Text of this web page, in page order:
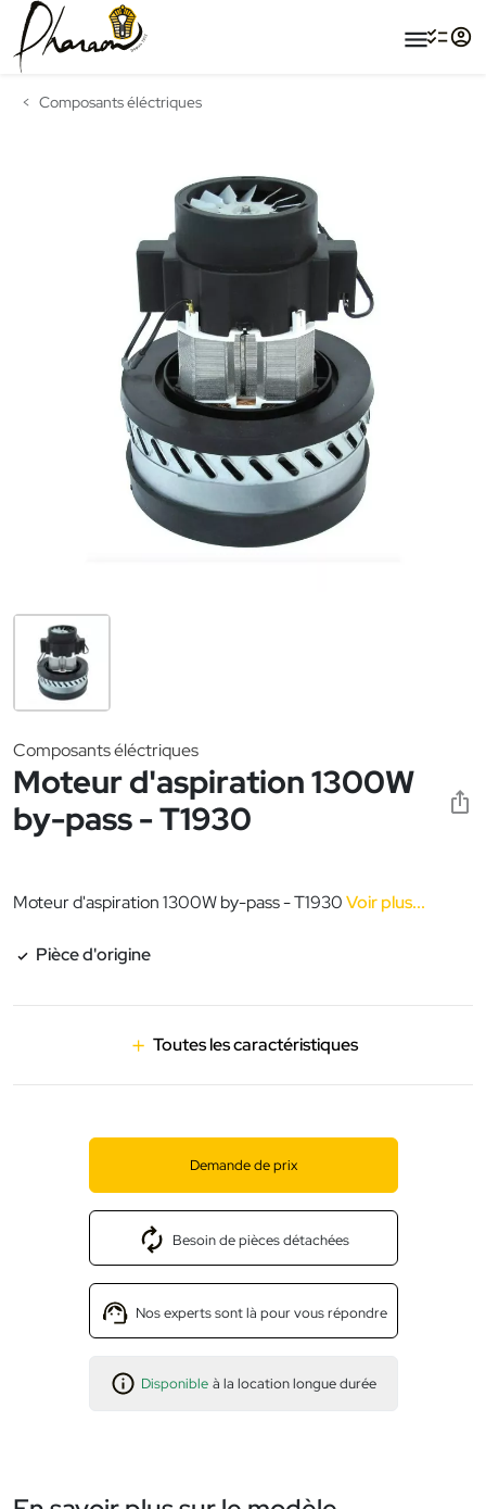
menu
Composants éléctriques
Composants éléctriques
Moteur d'aspiration 1300W
by-pass - T1930
Moteur d'aspiration 1300W by-pass - T1930Voir plus...
Pièce d'origine
Toutes les caractéristiques
Demande de prix
Besoin de pièces détachées
Nos experts sont là pour vous répondre
Disponible à la location longue durée